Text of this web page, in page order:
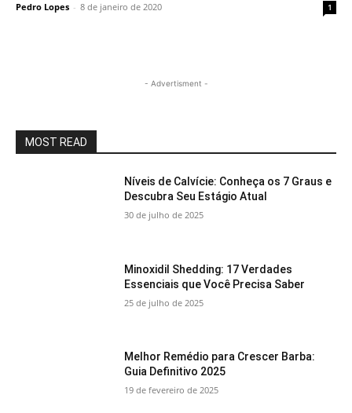
Pedro Lopes - 8 de janeiro de 2020 1
- Advertisment -
MOST READ
Níveis de Calvície: Conheça os 7 Graus e
Descubra Seu Estágio Atual
30 de julho de 2025
Minoxidil Shedding: 17 Verdades
Essenciais que Você Precisa Saber
25 de julho de 2025
Melhor Remédio para Crescer Barba:
Guia Definitivo 2025
19 de fevereiro de 2025